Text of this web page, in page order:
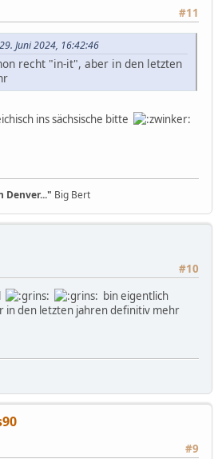
#11
Juni 2024, 16:42:46
recht "in-it", aber in den letzten
ins sächsische bitte
Denver..." Big Bert
#10
bin eigentlich
in den letzten jahren definitiv mehr
#9